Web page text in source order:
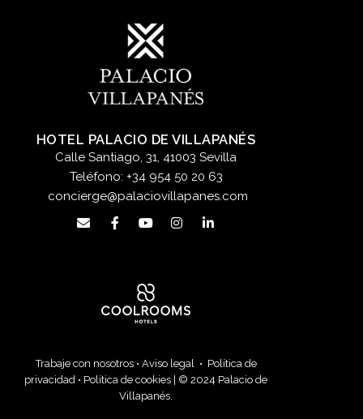
HOTEL PALACIO DE VILLAPANÉS
Calle Santiago, 31, 41003 Sevilla
Teléfono: +34 954 50 20 63
concierge@palaciovillapanes.com
Trabaje con nosotros • Aviso legal • Política de
privacidad • Política de cookies | © 2024 Palacio de
Villapanés.